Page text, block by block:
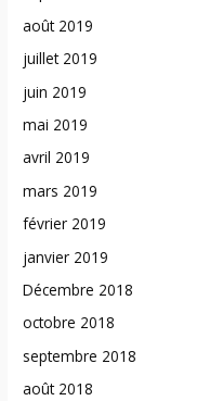
août 2019
juillet 2019
juin 2019
mai 2019
avril 2019
mars 2019
février 2019
janvier 2019
Décembre 2018
octobre 2018
septembre 2018
août 2018